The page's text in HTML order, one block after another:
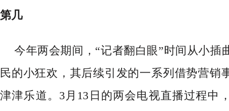
第几
今年两会期间，“记者翻白眼”时间从小插
民的小狂欢，其后续引发的一系列借势营销
津津乐道。 3月13日的两会电视直播过程中